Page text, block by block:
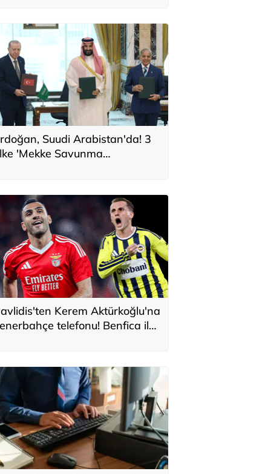
Suudi Arabistan'da! 3
'Mekke Savunma
Kerem Aktürkoğlu'na
telefonu! Benfica ile